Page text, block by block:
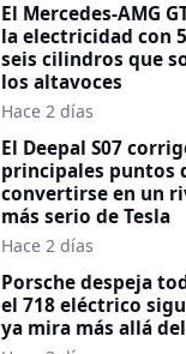
El Mercedes-AMG
la electricidad con
seis cilindros que
los altavoces
Hace 2 días
El Deepal S07
principales puntos
convertirse en un
más serio de Tesla
Hace 2 días
Porsche despeja
el 718 eléctrico
ya mira más allá